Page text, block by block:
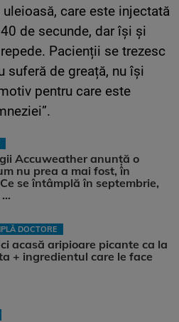
care este injectată
de secunde, dar își și
Pacienții se trezesc
suferă de greață, nu își
pentru care este
Accuweather anunță o
nu prea a mai fost, în
se întâmplă în septembrie,
DOCTORE
acasă aripioare picante ca la
+ ingredientul care le face